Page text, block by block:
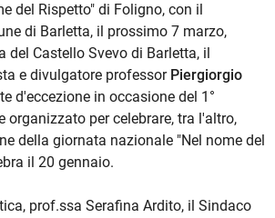
del Rispetto" di Foligno, con il
di Barletta, il prossimo 7 marzo,
del Castello Svevo di Barletta, il
e divulgatore professorPiergiorgio
d'eccezione in occasione del 1°
organizzato per celebrare, tra l'altro,
della giornata nazionale "Nel nome del
il 20 gennaio.
prof.ssa Serafina Ardito, il Sindaco